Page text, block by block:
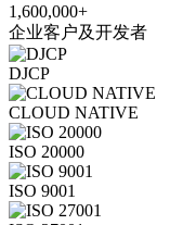
1,600,000+
企业客户及开发者
DJCP
CLOUD NATIVE
ISO 20000
ISO 9001